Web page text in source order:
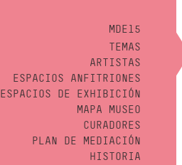
MDE15
TEMAS
ARTISTAS
ESPACIOS ANFITRIONES
ESPACIOS DE EXHIBICIÓN
MAPA MUSEO
CURADORES
PLAN DE MEDIACIÓN
HISTORIA